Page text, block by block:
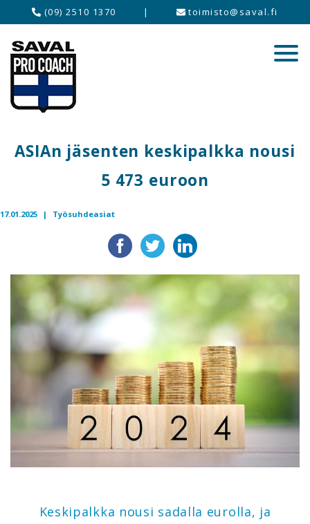
(09) 2510 1370 | toimisto@saval.fi
ASIAn jäsenten keskipalkka nousi
5 473 euroon
17.01.2025 | Työsuhdeasiat
Keskipalkka nousi sadalla eurolla, ja